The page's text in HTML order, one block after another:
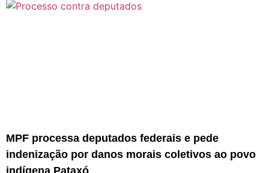
MPF processa deputados federais e pede
indenização por danos morais coletivos ao povo
indígena Pataxó